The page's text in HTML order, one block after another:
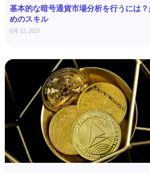
基本的な暗号通貨市場分析を行うには
めのスキル
6月 12, 2025